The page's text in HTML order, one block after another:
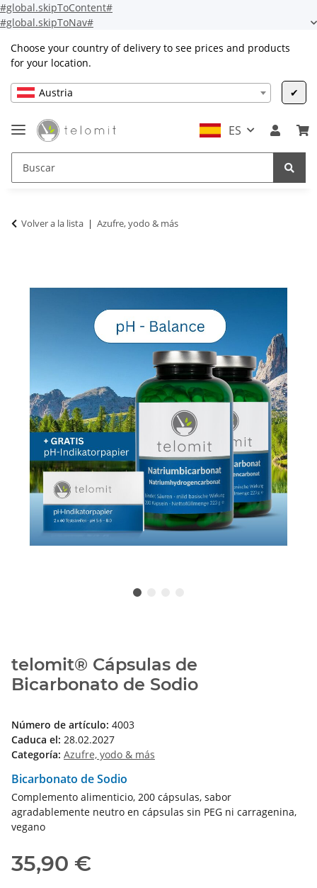
#global.skipToContent#
#global.skipToNav#
Choose your country of delivery to see prices and products
for your location.
Austria ✔
ES
Volver a la lista Azufre, yodo & más
telomit® Cápsulas de
Bicarbonato de Sodio
Número de artículo: 4003
Caduca el: 28.02.2027
Categoría: Azufre, yodo & más
Bicarbonato de Sodio
Complemento alimenticio, 200 cápsulas, sabor
agradablemente neutro en cápsulas sin PEG ni carragenina,
vegano
35,90 €